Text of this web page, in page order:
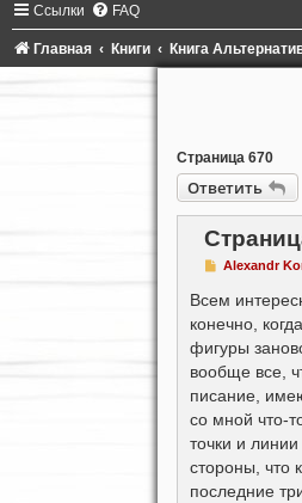
Ссылки FAQ
Главная Книги Книга
Страница 670
Ответить
С
о
щ
н
и
Alexandr
Всем
конечно,
фигуры
вообще все,
писание,
со мной что-
точки и
стороны, что
последние